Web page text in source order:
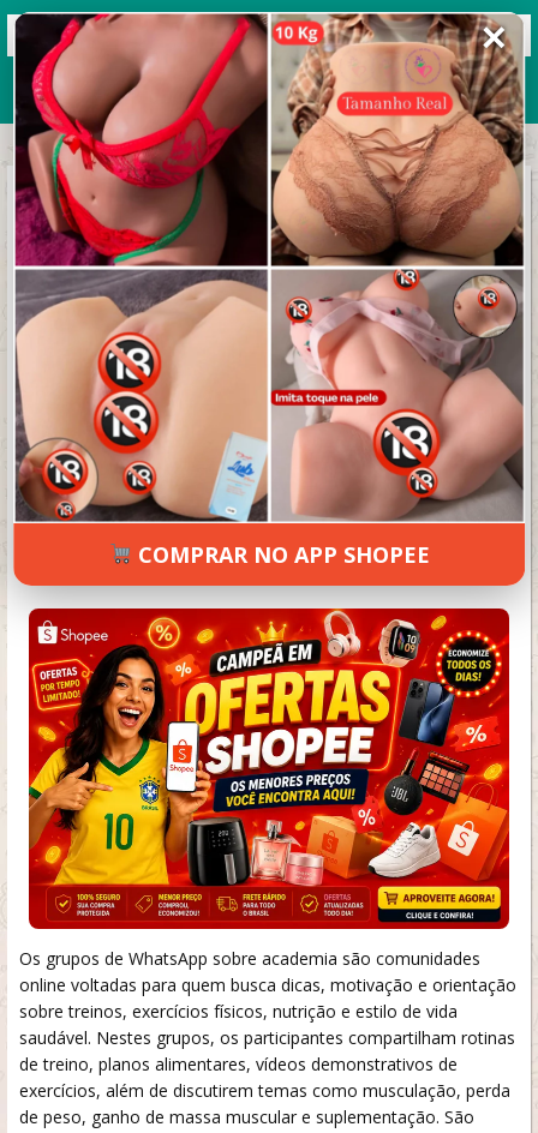
Grupos de WhatsApp 2026
+ Enviar grupo
GORDURA ZERO #1
3.0/5 (25 avaliações)
Os grupos de WhatsApp sobre academia são comunidades
online voltadas para quem busca dicas, motivação e orientação
sobre treinos, exercícios físicos, nutrição e estilo de vida
saudável. Nestes grupos, os participantes compartilham rotinas
de treino, planos alimentares, vídeos demonstrativos de
exercícios, além de discutirem temas como musculação, perda
de peso, ganho de massa muscular e suplementação. São
✕
COMPRAR NO APP SHOPEE